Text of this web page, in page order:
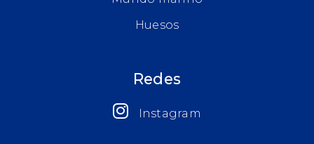
Huesos
Redes
Instagram